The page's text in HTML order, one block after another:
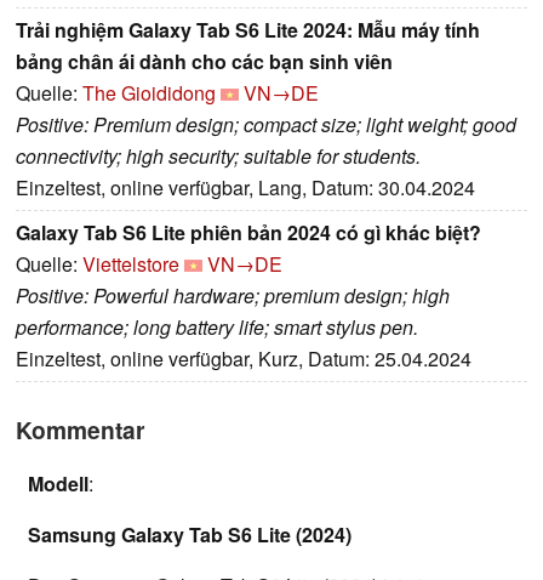
Trải nghiệm Galaxy Tab S6 Lite 2024: Mẫu máy tính
bảng chân ái dành cho các bạn sinh viên
Quelle: The Gioididong
VN→DE
Positive: Premium design; compact size; light weight; good
connectivity; high security; suitable for students.
Einzeltest, online verfügbar, Lang, Datum: 30.04.2024
Galaxy Tab S6 Lite phiên bản 2024 có gì khác biệt?
Quelle: Viettelstore
VN→DE
Positive: Powerful hardware; premium design; high
performance; long battery life; smart stylus pen.
Einzeltest, online verfügbar, Kurz, Datum: 25.04.2024
Kommentar
Modell:
Samsung Galaxy Tab S6 Lite (2024)